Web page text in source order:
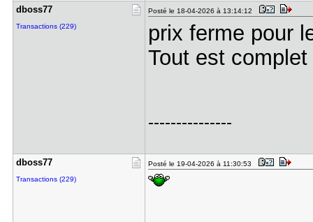
dboss77
Transactions (229)
Posté le 18-04-2026 à 13:14:12
prix ferme pour
Tout est
---------------
dboss77
Transactions (229)
Posté le 19-04-2026 à 11:30:53